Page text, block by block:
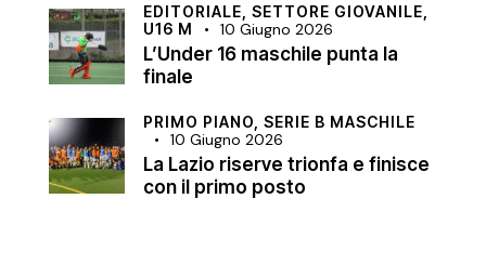
EDITORIALE, SETTORE GIOVANILE,
U16 M
10 Giugno 2026
L’Under 16 maschile punta la
finale
PRIMO PIANO, SERIE B MASCHILE
10 Giugno 2026
La Lazio riserve trionfa e finisce
con il primo posto